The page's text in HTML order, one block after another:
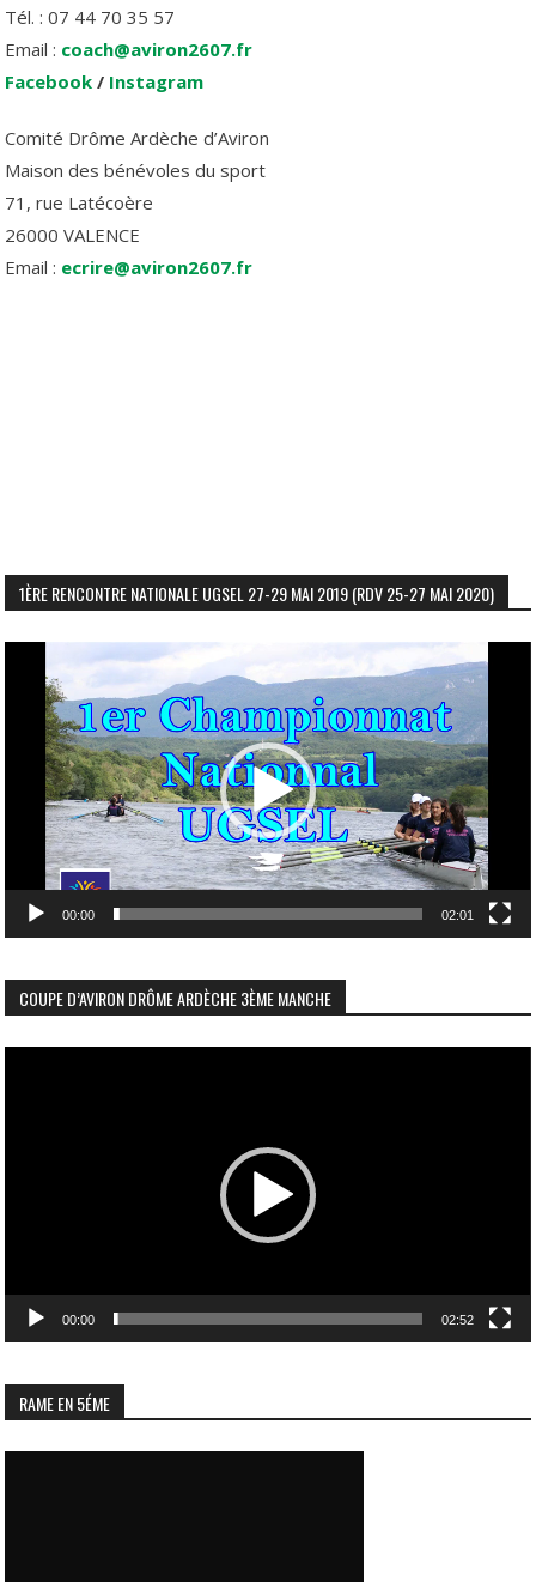
Tél. : 07 44 70 35 57
Email : coach@aviron2607.fr
Facebook / Instagram
Comité Drôme Ardèche d’Aviron
Maison des bénévoles du sport
71, rue Latécoère
26000 VALENCE
Email : ecrire@aviron2607.fr
1ÈRE RENCONTRE NATIONALE UGSEL 27-29 MAI 2019 (RDV 25-27 MAI 2020)
vidéo
00:00 02:01
COUPE D’AVIRON DRÔME ARDÈCHE 3ÈME MANCHE
00:00 02:52
RAME EN 5ÉME